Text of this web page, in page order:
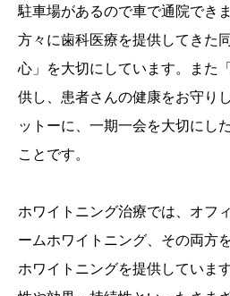
駐車場があるので車で通院でき
方々に歯科医療を提供してきた
心」を大切にしています。また
供し、患者さんの健康をお守り
ットーに、一期一会を大切にし
ことです。
ホワイトニング治療では、オフ
ームホワイトニング、その両方
ホワイトニングを提供していま